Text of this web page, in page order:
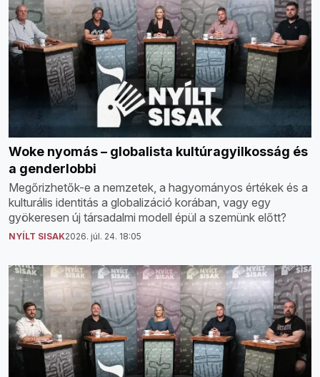
Woke nyomás – globalista kultúragyilkosság és
a genderlobbi
Megőrizhetők-e a nemzetek, a hagyományos értékek és a
kulturális identitás a globalizáció korában, vagy egy
gyökeresen új társadalmi modell épül a szemünk előtt?
NYÍLT SISAK2026. júl. 24. 18:05